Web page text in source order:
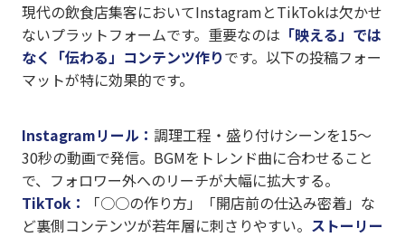
現代の飲食店集客においてInstagramとTikTokは欠かせ
ないプラットフォームです。重要なのは 「映える」では
なく「伝わる」コンテンツ作りです。以下の投稿フォー
マットが特に効果的です。
Instagramリール： 調理工程・盛り付けシーンを15〜
30秒の動画で発信。BGMをトレンド曲に合わせること
で、フォロワー外へのリーチが大幅に拡大する。
TikTok：
「○○の作り方」「開店前の仕込み密着」な
ど裏側コンテンツが若年層に刺さりやすい。 ストーリー